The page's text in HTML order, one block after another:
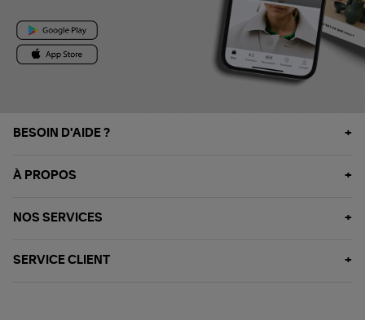
BESOIN D'AIDE ?
À PROPOS
NOS SERVICES
SERVICE CLIENT